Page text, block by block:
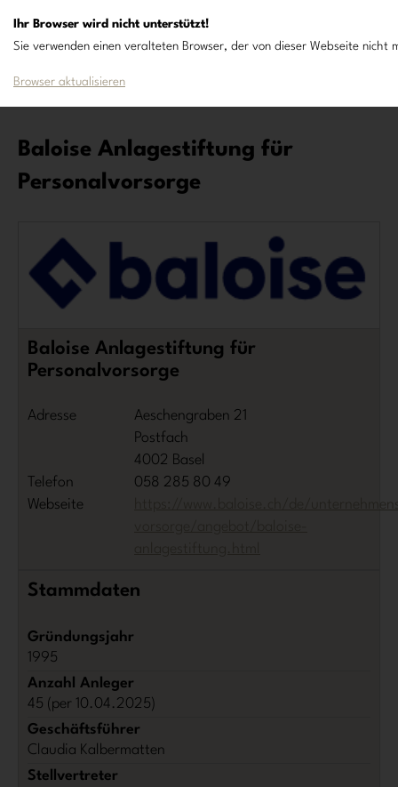
Baloise Anlagestiftung für
Personalvorsorge
Baloise Anlagestiftung für
Personalvorsorge
Adresse
Aeschengraben 21
Postfach
4002 Basel
Telefon
058 285 80 49
Webseite
https://www.baloise.ch/de/
Stammdaten
Gründungsjahr
1995
Anzahl Anleger
45 (per 10.04.2025)
Geschäftsführer
Claudia Kalbermatten
Stellvertreter
Ihr Browser wird nicht unterstützt!
Sie verwenden einen veralteten Browser, der von dieser Webseite nicht
Browser aktualisieren